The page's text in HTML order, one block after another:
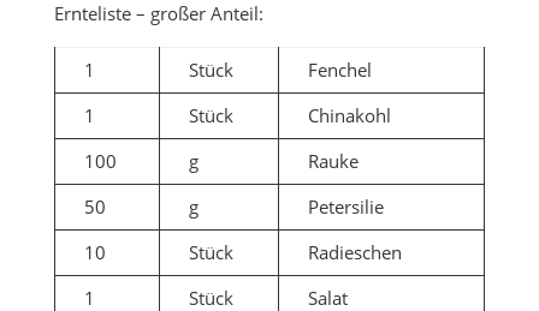
Ernteliste – großer Anteil:
1 Stück
Fenchel
1
Stück
Chinakohl
100
g
Rauke
50
g
Petersilie
10
Stück
Radieschen
1
Stück
Salat